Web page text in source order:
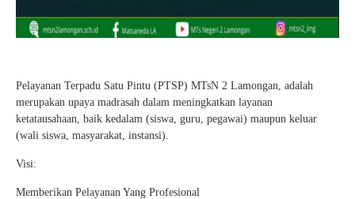
Pelayanan Terpadu Satu Pintu (PTSP) MTsN 2 Lamongan, adalah
merupakan upaya madrasah dalam meningkatkan layanan
ketatausahaan, baik kedalam (siswa, guru, pegawai) maupun keluar
(wali siswa, masyarakat, instansi).
Visi:
Memberikan Pelayanan Yang Profesional